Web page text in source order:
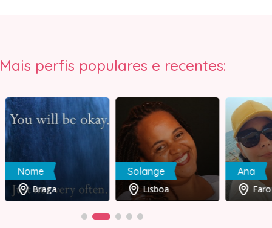
Mais perfis populares e recentes:
Nome
Braga
Solange
Lisboa
Ana
Faro